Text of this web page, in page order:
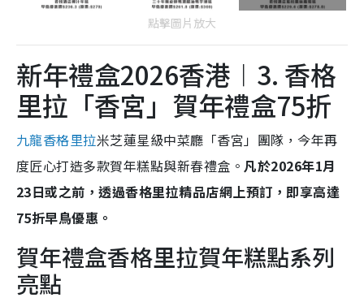
點擊圖片放大
新年禮盒2026香港︱3. 香格
里拉「香宮」賀年禮盒75折
九龍香格里拉米芝蓮星級中菜廳「香宮」團隊，今年再
度匠心打造多款賀年糕點與新春禮盒。 凡於2026年1月
23日或之前，透過香格里拉精品店網上預訂，即享高達
75折早鳥優惠。
賀年禮盒香格里拉賀年糕點系列
亮點